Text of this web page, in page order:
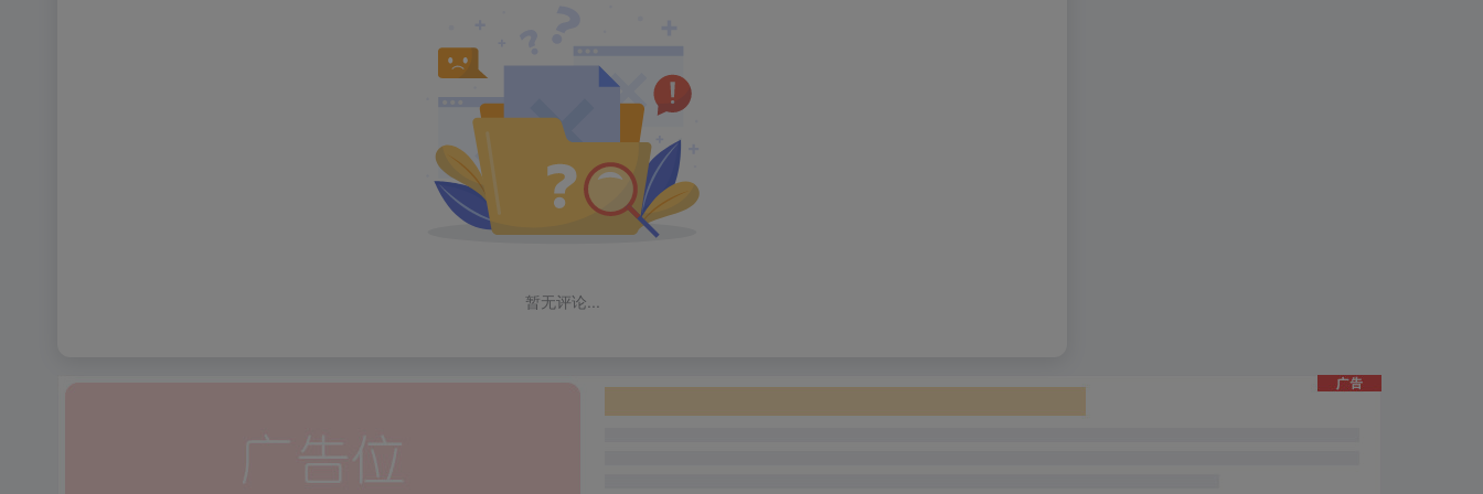
暂无评论...